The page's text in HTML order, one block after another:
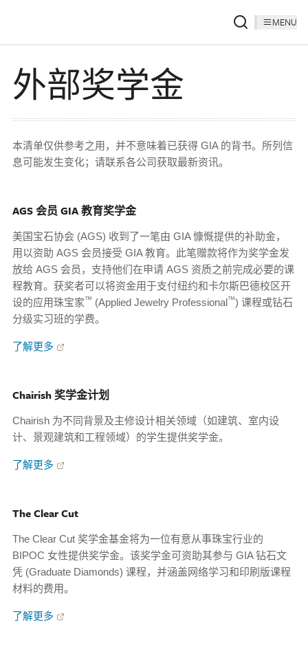
MENU
外部奖学金
本清单仅供参考之用，并不意味着已获得 GIA 的背书。所列信
息可能发生变化；请联系各公司获取最新资讯。
AGS 会员 GIA 教育奖学金
美国宝石协会 (AGS) 收到了一笔由 GIA 慷慨提供的补助金，
用以资助 AGS 会员接受 GIA 教育。此笔赠款将作为奖学金发
放给 AGS 会员，支持他们在申请 AGS 资质之前完成必要的课
程教育。获奖者可以将资金用于支付纽约和卡尔斯巴德校区开
设的应用珠宝家™ (Applied Jewelry Professional™) 课程或钻石
分级实习班的学费。
了解更多
Chairish 奖学金计划
Chairish 为不同背景及主修设计相关领域（如建筑、室内设
计、景观建筑和工程领域）的学生提供奖学金。
了解更多
The Clear Cut
The Clear Cut 奖学金基金将为一位有意从事珠宝行业的
BIPOC 女性提供奖学金。该奖学金可资助其参与 GIA 钻石文
凭 (Graduate Diamonds) 课程，并涵盖网络学习和印刷版课程
材料的费用。
了解更多